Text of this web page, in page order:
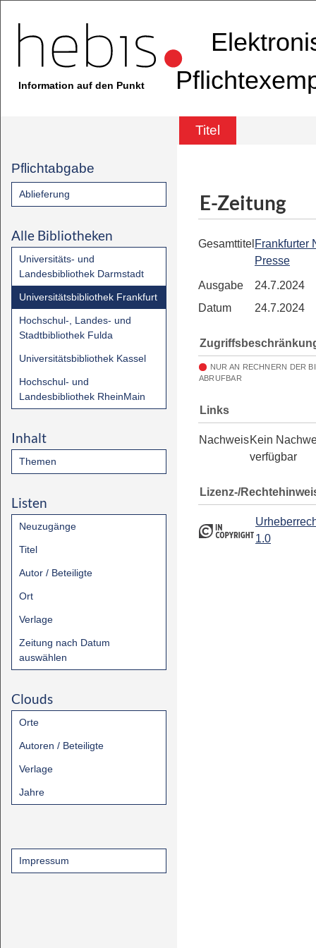
Information auf den Punkt
Titel
Pflichtabgabe
Ablieferung
Alle Bibliotheken
Universitäts- und
Landesbibliothek Darmstadt
Universitätsbibliothek Frankfurt
Hochschul-, Landes- und
Stadtbibliothek Fulda
Universitätsbibliothek Kassel
Hochschul- und
Landesbibliothek RheinMain
Inhalt
Themen
Listen
Neuzugänge
Titel
Autor / Beteiligte
Ort
Verlage
Zeitung nach Datum
auswählen
Clouds
Orte
Autoren / Beteiligte
Verlage
Jahre
Impressum
E-Zeitung
Gesamttitel Frankfurter
Presse
Ausgabe
24.7.2024
Datum
24.7.2024
NUR AN RECHNERN DER
ABRUFBAR
Links
NachweisKein
verfügbar
Lizenz-/
1.0